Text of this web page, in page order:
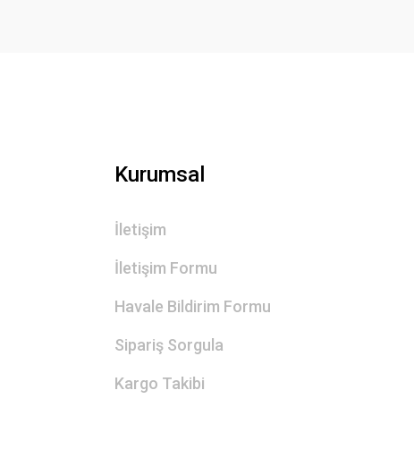
Kurumsal
İletişim
İletişim Formu
Havale Bildirim Formu
Sipariş Sorgula
Kargo Takibi